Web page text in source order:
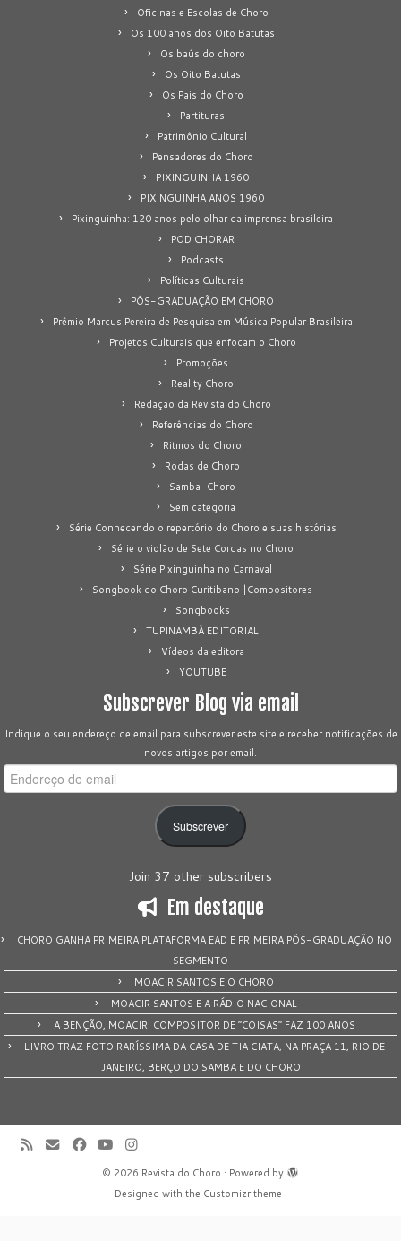
Oficinas e Escolas de Choro
Os 100 anos dos Oito Batutas
Os baús do choro
Os Oito Batutas
Os Pais do Choro
Partituras
Patrimônio Cultural
Pensadores do Choro
PIXINGUINHA 1960
PIXINGUINHA ANOS 1960
Pixinguinha: 120 anos pelo olhar da imprensa brasileira
POD CHORAR
Podcasts
Políticas Culturais
PÓS-GRADUAÇÃO EM CHORO
Prêmio Marcus Pereira de Pesquisa em Música Popular Brasileira
Projetos Culturais que enfocam o Choro
Promoções
Reality Choro
Redação da Revista do Choro
Referências do Choro
Ritmos do Choro
Rodas de Choro
Samba-Choro
Sem categoria
Série Conhecendo o repertório do Choro e suas histórias
Série o violão de Sete Cordas no Choro
Série Pixinguinha no Carnaval
Songbook do Choro Curitibano |Compositores
Songbooks
TUPINAMBÁ EDITORIAL
Vídeos da editora
YOUTUBE
Subscrever Blog via email
Indique o seu endereço de email para subscrever este site e receber notificações de
novos artigos por email.
Endereço
de
Subscrever
Join 37 other subscribers
Em destaque
CHORO GANHA PRIMEIRA PLATAFORMA EAD E PRIMEIRA PÓS-GRADUAÇÃO NO
SEGMENTO
MOACIR SANTOS E O CHORO
MOACIR SANTOS E A RÁDIO NACIONAL
A BENÇÃO, MOACIR: COMPOSITOR DE “COISAS” FAZ 100 ANOS
LIVRO TRAZ FOTO RARÍSSIMA DA CASA DE TIA CIATA, NA PRAÇA 11, RIO DE
JANEIRO, BERÇO DO SAMBA E DO CHORO
· © 2026 Revista do Choro · Powered by
·
Designed with the Customizr theme ·